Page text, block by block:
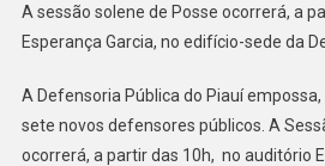
A sessão solene de Posse ocorrerá, a
Esperança Garcia, no edifício-sede da
A Defensoria Pública do Piauí
sete novos defensores públicos. A
ocorrerá, a partir das 10h, no auditório